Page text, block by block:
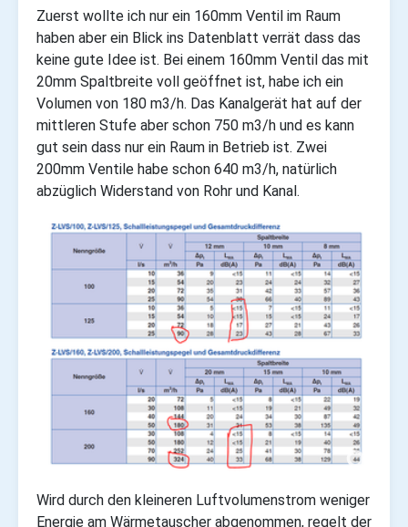
Zuerst wollte ich nur ein 160mm Ventil im Raum
haben aber ein Blick ins Datenblatt verrät dass das
keine gute Idee ist. Bei einem 160mm Ventil das mit
20mm Spaltbreite voll geöffnet ist, habe ich ein
Volumen von 180 m3/h. Das Kanalgerät hat auf der
mittleren Stufe aber schon 750 m3/h und es kann
gut sein dass nur ein Raum in Betrieb ist. Zwei
200mm Ventile habe schon 640 m3/h, natürlich
abzüglich Widerstand von Rohr und Kanal.
Wird durch den kleineren Luftvolumenstrom weniger
Energie am Wärmetauscher abgenommen, regelt der